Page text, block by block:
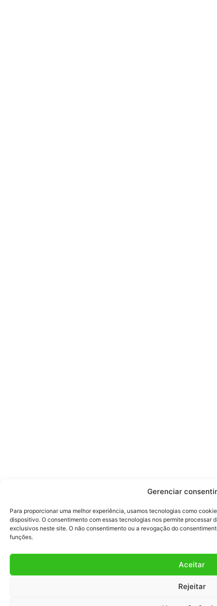
Gerenciar
Para proporcionar uma melhor experiência, usamos tecnologias como
dispositivo. O consentimento com essas tecnologias nos permite processar
exclusivos neste site. O não consentimento ou a revogação do
funções.
Aceitar
Rejeitar